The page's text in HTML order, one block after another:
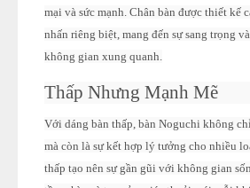
mại và sức mạnh. Chân bàn được thiết kế
nhấn riêng biệt, mang đến sự sang trọng
không gian xung quanh.
Thấp Nhưng Mạnh Mẽ
Với dáng bàn thấp, bàn Noguchi không
mà còn là sự kết hợp lý tưởng cho nhiều
thấp tạo nên sự gần gũi với không gian